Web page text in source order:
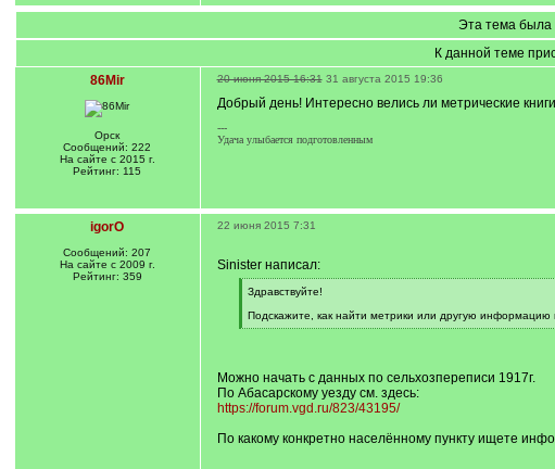
Эта тема была
К данной теме
86Mir
Орск
Сообщений: 222
На сайте с 2015 г.
Рейтинг: 115
20 июня 2015 16:31 31 августа 2015 19:36
Добрый день! Интересно велись ли метрические
---
Удача улыбается подготовленным
igorO
Сообщений: 207
На сайте с 2009 г.
Рейтинг: 359
22 июня 2015 7:31
Sinister написал:
[
]
Здравствуйте!
Подскажите, как найти метрики или другую
[
Можно начать с данных по сельхозпереписи 1917г.
По Абасарскому уезду см. здесь:
https://forum.vgd.ru/823/43195/
По какому конкретно населённому пункту ищете